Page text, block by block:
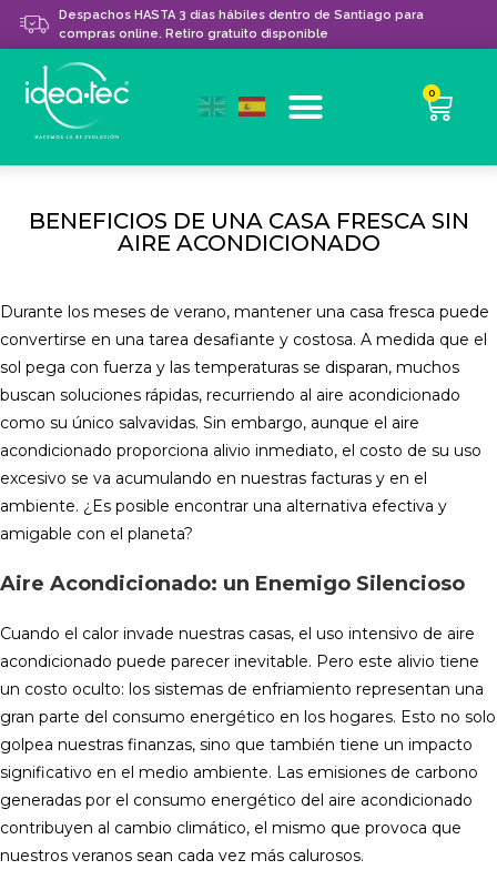
Despachos HASTA 3 días hábiles dentro de Santiago para
compras online. Retiro gratuito disponible
0
BENEFICIOS DE UNA CASA FRESCA SIN
AIRE ACONDICIONADO
Durante los meses de verano, mantener una casa fresca puede
convertirse en una tarea desafiante y costosa. A medida que el
sol pega con fuerza y las temperaturas se disparan, muchos
buscan soluciones rápidas, recurriendo al aire acondicionado
como su único salvavidas. Sin embargo, aunque el aire
acondicionado proporciona alivio inmediato, el costo de su uso
excesivo se va acumulando en nuestras facturas y en el
ambiente. ¿Es posible encontrar una alternativa efectiva y
amigable con el planeta?
Aire Acondicionado: un Enemigo Silencioso
Cuando el calor invade nuestras casas, el uso intensivo de aire
acondicionado puede parecer inevitable. Pero este alivio tiene
un costo oculto: los sistemas de enfriamiento representan una
gran parte del consumo energético en los hogares. Esto no solo
golpea nuestras finanzas, sino que también tiene un impacto
significativo en el medio ambiente. Las emisiones de carbono
generadas por el consumo energético del aire acondicionado
contribuyen al cambio climático, el mismo que provoca que
nuestros veranos sean cada vez más calurosos.